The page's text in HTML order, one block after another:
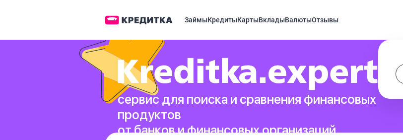
ЗаймыКредитыКартыВкладыВалютыОтзывы
сервис для поиска и сравнения финансовых
продуктов
от банков и финансовых организаций.